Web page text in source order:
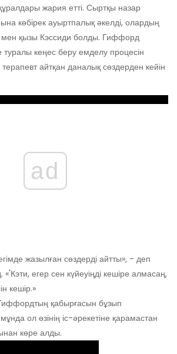
жария етті. Сыртқы назар
көбірек ауыртпалық әкелді, олардың
қызы Кэссиди болды. Гиффорд
туралы кеңес беру емделу процесін
айтқан даналық сөздерден кейін
ad
жазылған сөздерді айтты», - деп
егер сен күйеуіңді кешіре алмасаң,
кешір.»
қабырғасын бұзып
ол өзінің іс-әрекетіне қарамастан
көре алды.